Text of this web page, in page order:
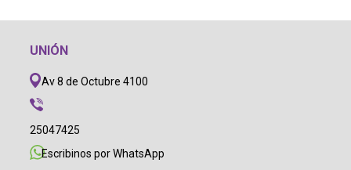
UNIÓN
Av 8 de Octubre 4100
25047425
Escribinos por WhatsApp